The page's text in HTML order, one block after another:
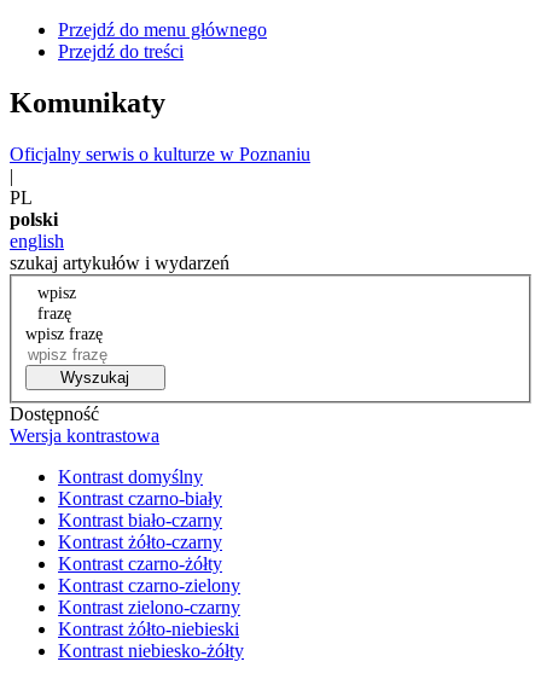
Przejdź do menu głównego
Przejdź do treści
Komunikaty
Oficjalny serwis o kulturze w Poznaniu
|
PL
polski
english
szukaj artykułów i wydarzeń
wpisz
frazę
wpisz frazę
Wyszukaj
Dostępność
Wersja kontrastowa
Kontrast domyślny
Kontrast czarno-biały
Kontrast biało-czarny
Kontrast żółto-czarny
Kontrast czarno-żółty
Kontrast czarno-zielony
Kontrast zielono-czarny
Kontrast żółto-niebieski
Kontrast niebiesko-żółty